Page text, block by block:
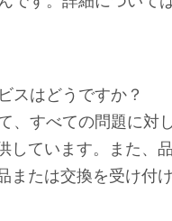
スはどうですか？
、すべての問題に対
しています。また、
または交換を受け付け